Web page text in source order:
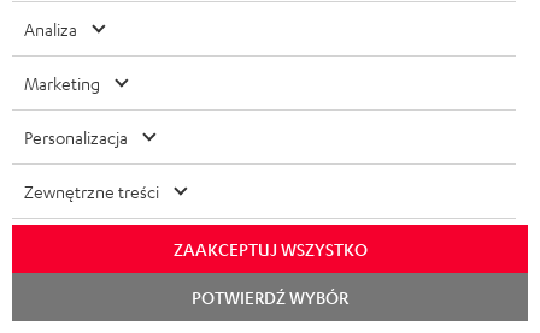
200 ZŁ
RABATU
Z
a
Wybierz swój rabat!
Zapisz się do naszego newslettera i otrzymaj rabat o
Analiza
Marketing
Personalizacja
Zewnętrzne treści
ZAAKCEPTUJ WSZYSTKO
POTWIERDŹ WYBÓR